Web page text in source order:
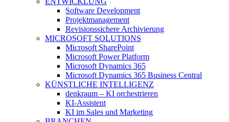
Software Development
Projektmanagement
Revisionssichere Archivierung
MICROSOFT SOLUTIONS
Microsoft SharePoint
Microsoft Power Platform
Microsoft Dynamics 365
Microsoft Dynamics 365 Business Central
KÜNSTLICHE INTELLIGENZ
denkraum – KI orchestrieren
KI-Assistent
KI im Sales und Marketing